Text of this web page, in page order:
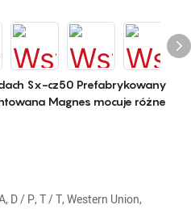
Sx-cz50 Prefabrykowany
Magnes mocuje różne
D / P, T / T, Western Union,